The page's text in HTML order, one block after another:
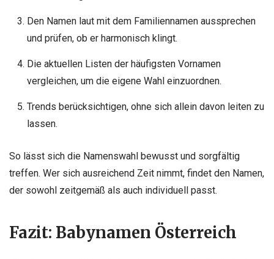
Den Namen laut mit dem Familiennamen aussprechen
und prüfen, ob er harmonisch klingt.
Die aktuellen Listen der häufigsten Vornamen
vergleichen, um die eigene Wahl einzuordnen.
Trends berücksichtigen, ohne sich allein davon leiten zu
lassen.
So lässt sich die Namenswahl bewusst und sorgfältig
treffen. Wer sich ausreichend Zeit nimmt, findet den Namen,
der sowohl zeitgemäß als auch individuell passt.
Fazit: Babynamen Österreich